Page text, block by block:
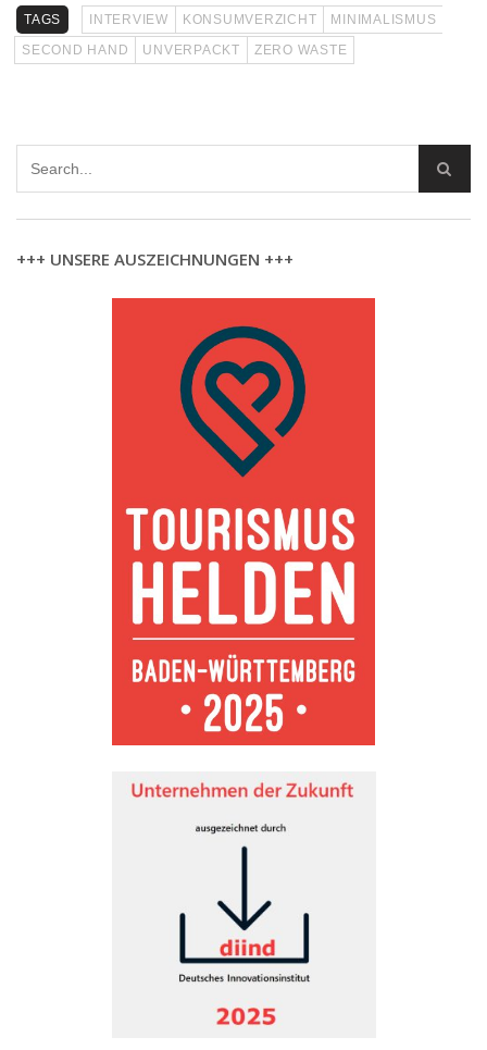
TAGS INTERVIEW KONSUMVERZICHT
MINIMALISMUS
SECOND HAND
UNVERPACKT ZERO WASTE
+++ UNSERE AUSZEICHNUNGEN +++